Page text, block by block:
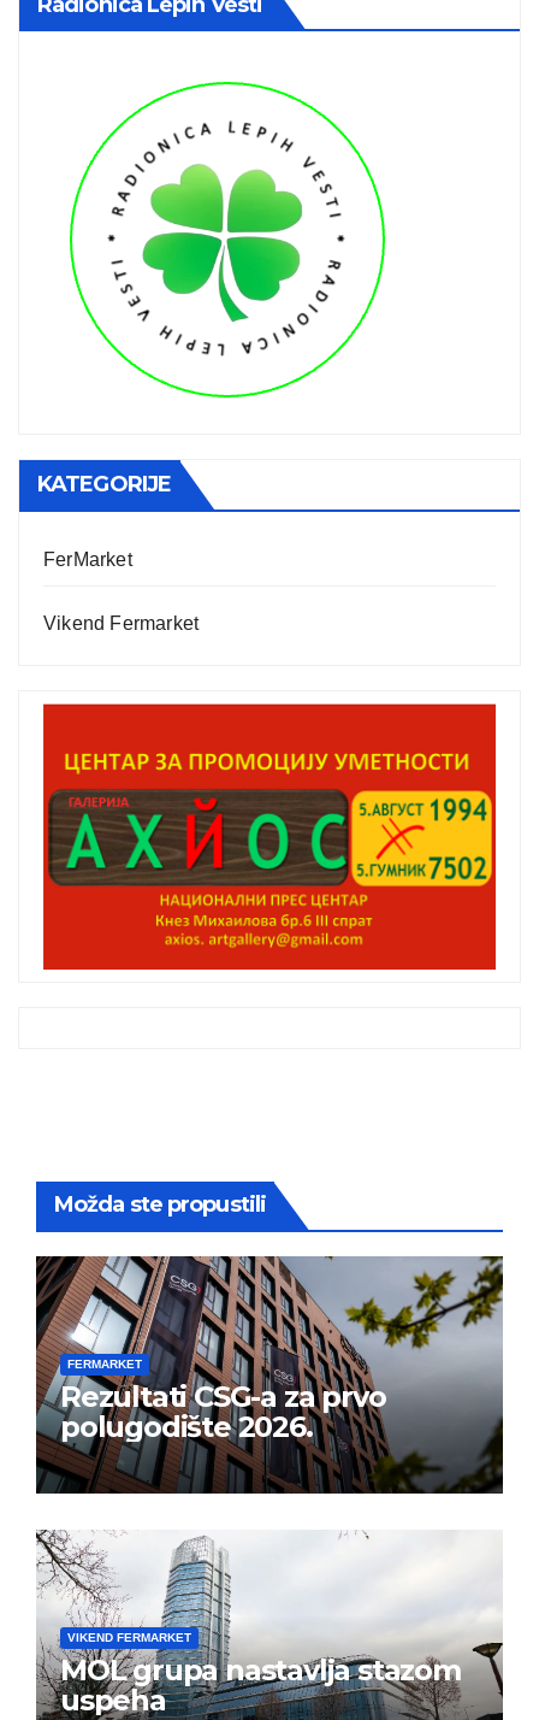
KATEGORIJE
FerMarket
Vikend Fermarket
Možda ste propustili
FERMARKET
Rezultati CSG-a za prvo
polugodište 2026.
VIKEND FERMARKET
MOL grupa nastavlja stazom
uspeha